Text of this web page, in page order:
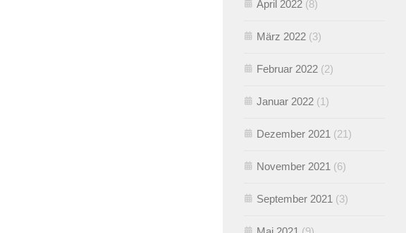
April 2022 (8)
März 2022 (3)
Februar 2022 (2)
Januar 2022 (1)
Dezember 2021 (21)
November 2021 (6)
September 2021 (3)